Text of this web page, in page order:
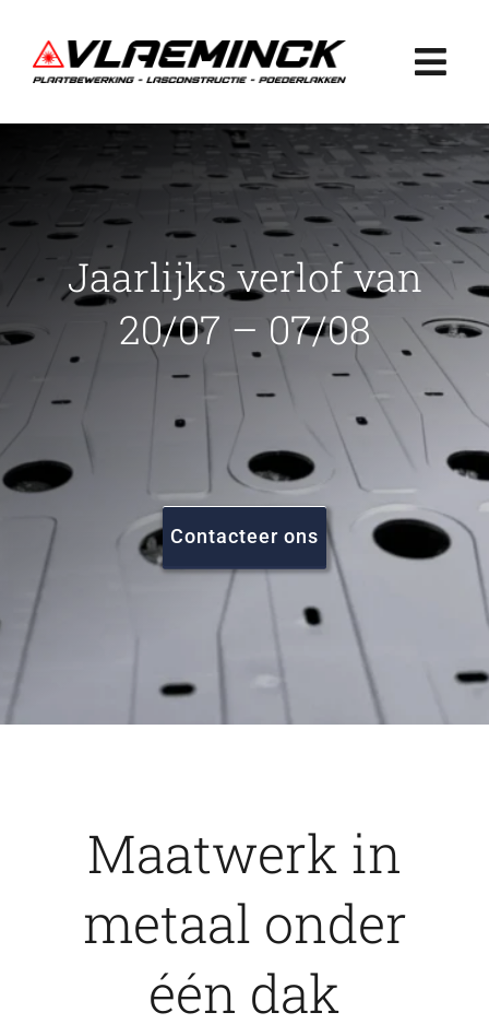
naar
inhoud
Plaatbewerking
Lasconstructie
Poederlakken
Projecten
FAQ
Vacatures
Jaarlijks verlof van
20/07 – 07/08
Contacteer ons
Maatwerk in
metaal onder
één dak